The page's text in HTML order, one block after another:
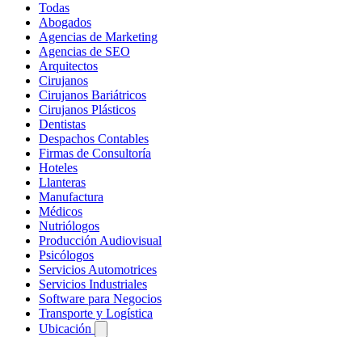
Todas
Abogados
Agencias de Marketing
Agencias de SEO
Arquitectos
Cirujanos
Cirujanos Bariátricos
Cirujanos Plásticos
Dentistas
Despachos Contables
Firmas de Consultoría
Hoteles
Llanteras
Manufactura
Médicos
Nutriólogos
Producción Audiovisual
Psicólogos
Servicios Automotrices
Servicios Industriales
Software para Negocios
Transporte y Logística
Ubicación